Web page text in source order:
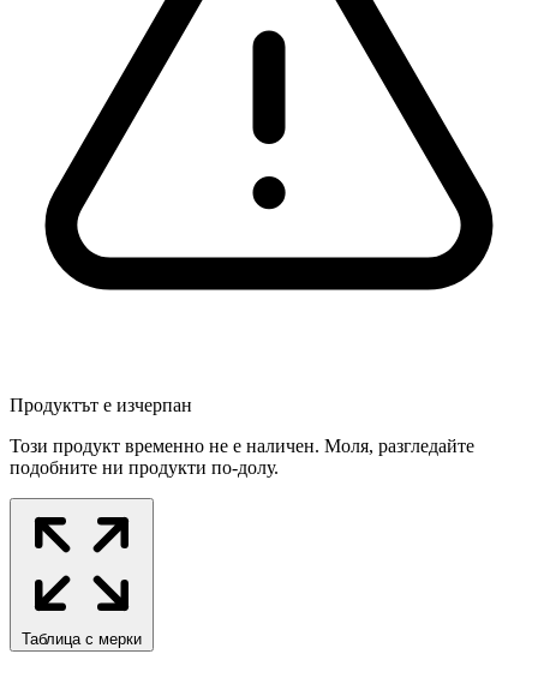
Продуктът е изчерпан
Този продукт временно не е наличен. Моля, разгледайте
подобните ни продукти по-долу.
Таблица с мерки